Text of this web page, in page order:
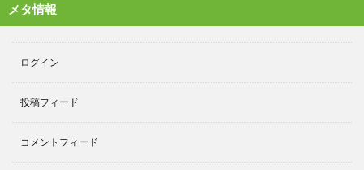
メタ情報
ログイン
投稿フィード
コメントフィード